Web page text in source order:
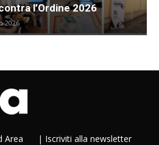
l’Ordine 2026
2026
Area | Iscriviti alla newsletter